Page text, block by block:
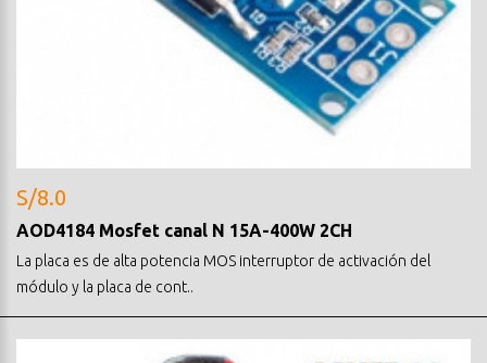
S/8.0
AOD4184 Mosfet canal N 15A-400W 2CH
La placa es de alta potencia MOS interruptor de activación del
módulo y la placa de cont..